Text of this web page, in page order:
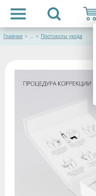
Главная > ... > Протоколы ухода